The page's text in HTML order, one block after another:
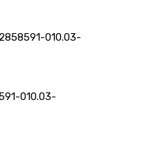
010.03-
010.03-